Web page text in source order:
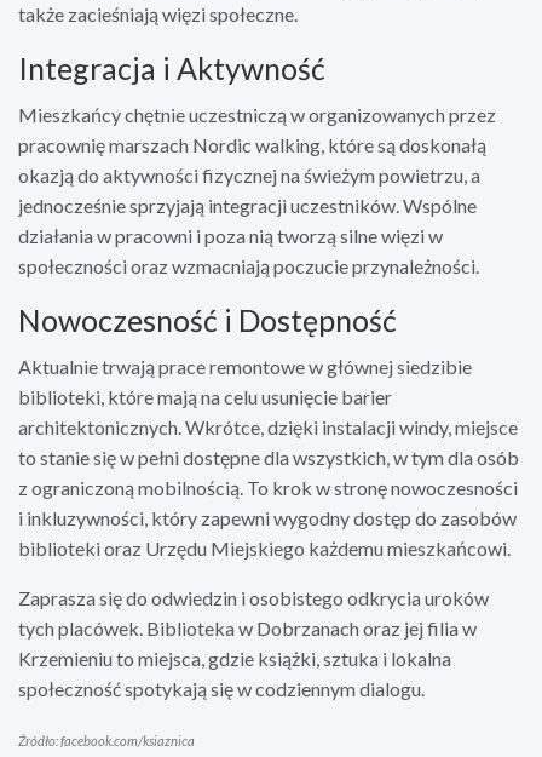
także zacieśniają więzi społeczne.
Integracja i Aktywność
Mieszkańcy chętnie uczestniczą w organizowanych przez
pracownię marszach Nordic walking, które są doskonałą
okazją do aktywności fizycznej na świeżym powietrzu, a
jednocześnie sprzyjają integracji uczestników. Wspólne
działania w pracowni i poza nią tworzą silne więzi w
społeczności oraz wzmacniają poczucie przynależności.
Nowoczesność i Dostępność
Aktualnie trwają prace remontowe w głównej siedzibie
biblioteki, które mają na celu usunięcie barier
architektonicznych. Wkrótce, dzięki instalacji windy, miejsce
to stanie się w pełni dostępne dla wszystkich, w tym dla osób
z ograniczoną mobilnością. To krok w stronę nowoczesności
i inkluzywności, który zapewni wygodny dostęp do zasobów
biblioteki oraz Urzędu Miejskiego każdemu mieszkańcowi.
Zaprasza się do odwiedzin i osobistego odkrycia uroków
tych placówek. Biblioteka w Dobrzanach oraz jej filia w
Krzemieniu to miejsca, gdzie książki, sztuka i lokalna
społeczność spotykają się w codziennym dialogu.
Źródło: facebook.com/ksiaznica